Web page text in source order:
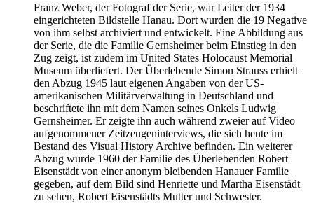
Franz Weber, der Fotograf der Serie, war Leiter der 1934
eingerichteten Bildstelle Hanau. Dort wurden die 19 Negative
von ihm selbst archiviert und entwickelt. Eine Abbildung aus
der Serie, die die Familie Gernsheimer beim Einstieg in den
Zug zeigt, ist zudem im United States Holocaust Memorial
Museum überliefert. Der Überlebende Simon Strauss erhielt
den Abzug 1945 laut eigenen Angaben von der US-
amerikanischen Militärverwaltung in Deutschland und
beschriftete ihn mit dem Namen seines Onkels Ludwig
Gernsheimer. Er zeigte ihn auch während zweier auf Video
aufgenommener Zeitzeugeninterviews, die sich heute im
Bestand des Visual History Archive befinden. Ein weiterer
Abzug wurde 1960 der Familie des Überlebenden Robert
Eisenstädt von einer anonym bleibenden Hanauer Familie
gegeben, auf dem Bild sind Henriette und Martha Eisenstädt
zu sehen, Robert Eisenstädts Mutter und Schwester.